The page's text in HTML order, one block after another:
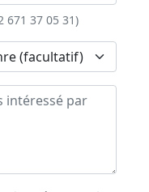
671 37 05 31)